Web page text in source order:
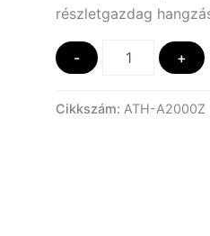
részletgazdag
-
Technica
A2000Z
+
Cikkszám: ATH-A2000Z